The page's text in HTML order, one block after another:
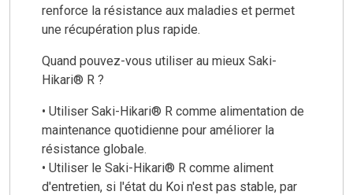
renforce la résistance aux maladies et permet
une récupération plus rapide.
Quand pouvez-vous utiliser au mieux Saki-
Hikari® R ?
• Utiliser Saki-Hikari® R comme alimentation de
maintenance quotidienne pour améliorer la
résistance globale.
• Utiliser le Saki-Hikari® R comme aliment
d'entretien, si l'état du Koi n'est pas stable, par